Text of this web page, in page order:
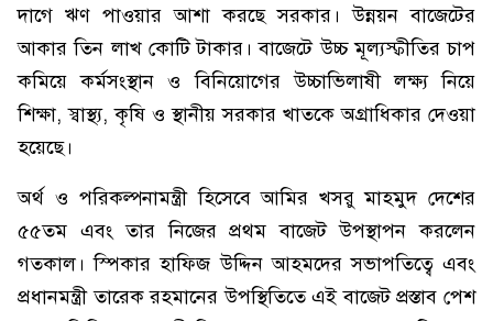
দাগে ঋণ পাওয়ার আশা করছে সরকার। উন্নয়ন বাজেটের
আকার তিন লাখ কোটি টাকার। বাজেটে উচ্চ মূল্যস্ফীতির চাপ
কমিয়ে কর্মসংস্থান ও বিনিয়োগের উচ্চাভিলাষী লক্ষ্য নিয়ে
শিক্ষা, স্বাস্থ্য, কৃষি ও স্থানীয় সরকার খাতকে অগ্রাধিকার দেওয়া
হয়েছে।
অর্থ ও পরিকল্পনামন্ত্রী হিসেবে আমির খসরু মাহমুদ দেশের
৫৫তম এবং তার নিজের প্রথম বাজেট উপস্থাপন করলেন
গতকাল। স্পিকার হাফিজ উদ্দিন আহমদের সভাপতিত্বে এবং
প্রধানমন্ত্রী তারেক রহমানের উপস্থিতিতে এই বাজেট প্রস্তাব পেশ